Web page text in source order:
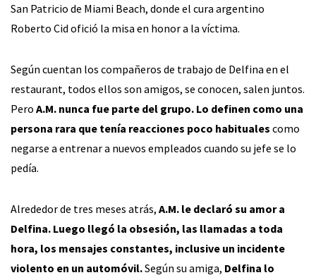
San Patricio de Miami Beach, donde el cura argentino
Roberto Cid ofició la misa en honor a la víctima.
Según cuentan los compañeros de trabajo de Delfina en el
restaurant, todos ellos son amigos, se conocen, salen juntos.
Pero A.M. nunca fue parte del grupo. Lo definen como una
persona rara que tenía reacciones poco habituales como
negarse a entrenar a nuevos empleados cuando su jefe se lo
pedía.
Alrededor de tres meses atrás, A.M. le declaró su amor a
Delfina. Luego llegó la obsesión, las llamadas a toda
hora, los mensajes constantes, inclusive un incidente
violento en un automóvil.Según su amiga, Delfina lo